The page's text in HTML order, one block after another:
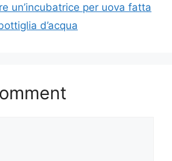
un’incubatrice per uova fatta
d’acqua